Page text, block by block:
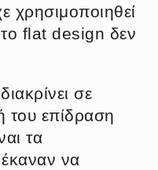
χρησιμοποιηθεί
flat design δεν
σε
του επίδραση
τα
να